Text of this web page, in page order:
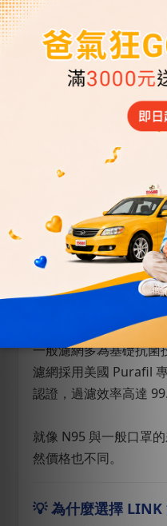
而：
• 出風量下降
• 冷氣效果變差
• 鼓風機壽命縮短
💡 濾網是清洗式還是
本產品為拋棄式濾網
💡 會影響風量嗎？
正常使用情況下不會影
💡 為什麼市面上有
一般濾網多為基礎抗菌
濾網採用美國 Purafil
認證，過濾效率高達
就像 N95 與一般口罩
然價格也不同。
💡 為什麼選擇 LINK